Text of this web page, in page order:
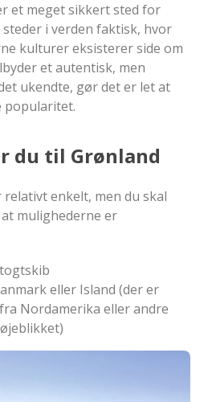
et meget sikkert sted for
i verden faktisk, hvor
kulturer eksisterer side om
et autentisk, men
ukendte, gør det er let at
popularitet.
du til Grønland
enkelt, men du skal
mulighederne er
eller Island (der er
Nordamerika eller andre